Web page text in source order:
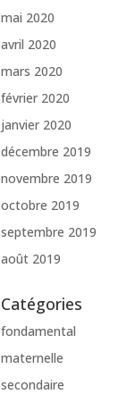
mai 2020
avril 2020
mars 2020
février 2020
janvier 2020
décembre 2019
novembre 2019
octobre 2019
septembre 2019
août 2019
Catégories
fondamental
maternelle
secondaire